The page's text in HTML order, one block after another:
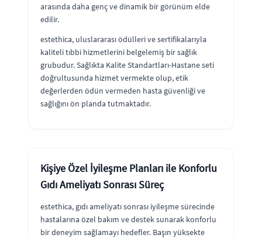
arasında daha genç ve dinamik bir görünüm elde
edilir.
estethica, uluslararası ödülleri ve sertifikalarıyla
kaliteli tıbbi hizmetlerini belgelemiş bir sağlık
grubudur. Sağlıkta Kalite Standartları-Hastane seti
doğrultusunda hizmet vermekte olup, etik
değerlerden ödün vermeden hasta güvenliği ve
sağlığını ön planda tutmaktadır.
Kişiye Özel İyileşme Planları ile Konforlu
Gıdı Ameliyatı Sonrası Süreç
estethica, gıdı ameliyatı sonrası iyileşme sürecinde
hastalarına özel bakım ve destek sunarak konforlu
bir deneyim sağlamayı hedefler. Başın yüksekte